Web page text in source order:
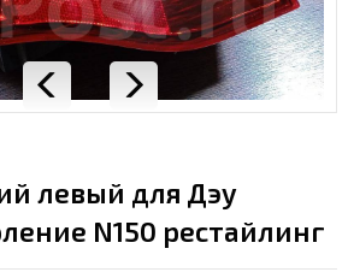
левый для Дэу
N150 рестайлинг